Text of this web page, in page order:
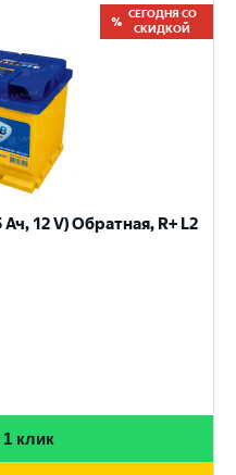
СЕГОДНЯ СО
СКИДКОЙ
12 V) Обратная, R+ L2
клик